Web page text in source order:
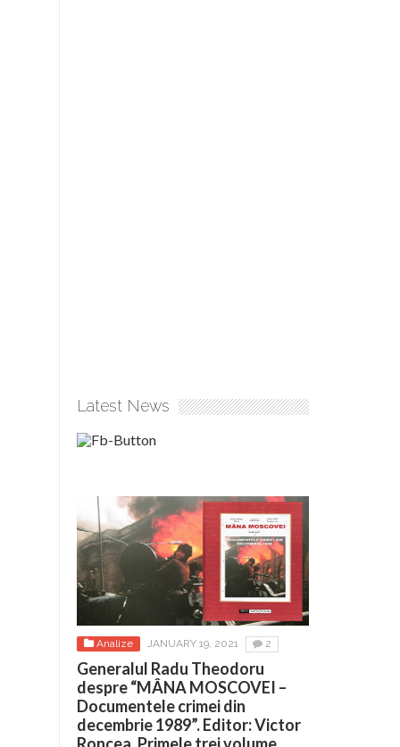
Latest News
Analize JANUARY 19, 2021 2
Generalul Radu Theodoru
despre “MÂNA MOSCOVEI –
Documentele crimei din
decembrie 1989”. Editor: Victor